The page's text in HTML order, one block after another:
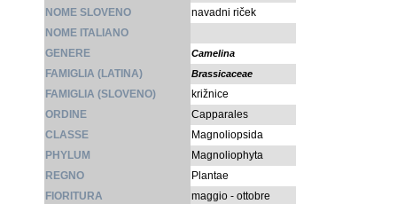
NOME SLOVENO
navadni riček
NOME ITALIANO
GENERE
Camelina
FAMIGLIA (LATINA) Brassicaceae
FAMIGLIA (SLOVENO)
križnice
ORDINE
Capparales
CLASSE
Magnoliopsida
PHYLUM
Magnoliophyta
REGNO
Plantae
FIORITURA
maggio - ottobre